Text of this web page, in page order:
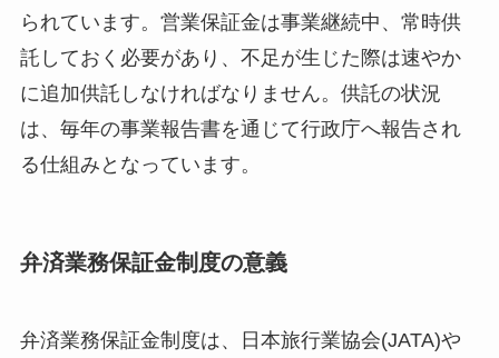
られています。営業保証金は事業継続中、常時供
託しておく必要があり、不足が生じた際は速やか
に追加供託しなければなりません。供託の状況
は、毎年の事業報告書を通じて行政庁へ報告され
る仕組みとなっています。
弁済業務保証金制度の意義
弁済業務保証金制度は、日本旅行業協会(JATA)や